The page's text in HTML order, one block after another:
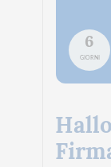
6
GIORNI